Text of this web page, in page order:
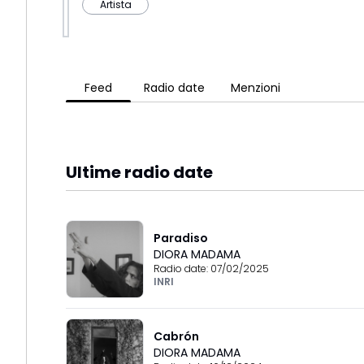
Artista
Feed Radio date Menzioni
Ultime radio date
Paradiso
DIORA MADAMA
Radio date: 07/02/2025
INRI
Cabrón
DIORA MADAMA